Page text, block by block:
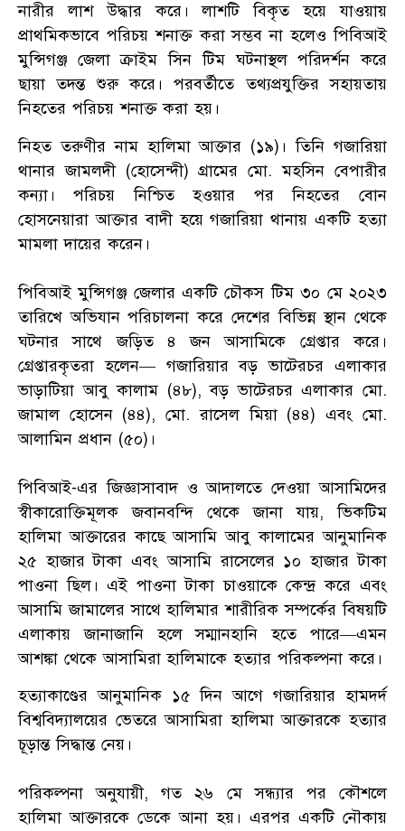
নারীর লাশ উদ্ধার করে। লাশটি বিকৃত হয়ে যাওয়ায়
প্রাথমিকভাবে পরিচয় শনাক্ত করা সম্ভব না হলেও পিবিআই
মুন্সিগঞ্জ জেলা ক্রাইম সিন টিম ঘটনাস্থল পরিদর্শন করে
ছায়া তদন্ত শুরু করে। পরবর্তীতে তথ্যপ্রযুক্তির সহায়তায়
নিহতের পরিচয় শনাক্ত করা হয়।
নিহত তরুণীর নাম হালিমা আক্তার (১৯)। তিনি গজারিয়া
থানার জামলদী (হোসেন্দী) গ্রামের মো. মহসিন বেপারীর
কন্যা। পরিচয় নিশ্চিত হওয়ার পর নিহতের বোন
হোসনেয়ারা আক্তার বাদী হয়ে গজারিয়া থানায় একটি হত্যা
মামলা দায়ের করেন।
পিবিআই মুন্সিগঞ্জ জেলার একটি চৌকস টিম ৩০ মে ২০২৩
তারিখে অভিযান পরিচালনা করে দেশের বিভিন্ন স্থান থেকে
ঘটনার সাথে জড়িত ৪ জন আসামিকে গ্রেপ্তার করে।
গ্রেপ্তারকৃতরা হলেন— গজারিয়ার বড় ভাটেরচর এলাকার
ভাড়াটিয়া আবু কালাম (৪৮), বড় ভাটেরচর এলাকার মো.
জামাল হোসেন (৪৪), মো. রাসেল মিয়া (৪৪) এবং মো.
আলামিন প্রধান (৫০)।
পিবিআই-এর জিজ্ঞাসাবাদ ও আদালতে দেওয়া আসামিদের
স্বীকারোক্তিমূলক জবানবন্দি থেকে জানা যায়, ভিকটিম
হালিমা আক্তারের কাছে আসামি আবু কালামের আনুমানিক
২৫ হাজার টাকা এবং আসামি রাসেলের ১০ হাজার টাকা
পাওনা ছিল। এই পাওনা টাকা চাওয়াকে কেন্দ্র করে এবং
আসামি জামালের সাথে হালিমার শারীরিক সম্পর্কের বিষয়টি
এলাকায় জানাজানি হলে সম্মানহানি হতে পারে—এমন
আশঙ্কা থেকে আসামিরা হালিমাকে হত্যার পরিকল্পনা করে।
হত্যাকাণ্ডের আনুমানিক ১৫ দিন আগে গজারিয়ার হামদর্দ
বিশ্ববিদ্যালয়ের ভেতরে আসামিরা হালিমা আক্তারকে হত্যার
চূড়ান্ত সিদ্ধান্ত নেয়।
পরিকল্পনা অনুযায়ী, গত ২৬ মে সন্ধ্যার পর কৌশলে
হালিমা আক্তারকে ডেকে আনা হয়। এরপর একটি নৌকায়